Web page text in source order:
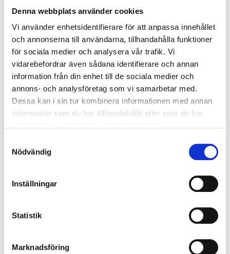
Denna webbplats använder cookies
Vi använder enhetsidentifierare för att anpassa innehållet
och annonserna till användarna, tillhandahålla funktioner
för sociala medier och analysera vår trafik. Vi
vidarebefordrar även sådana identifierare och annan
information från din enhet till de sociala medier och
annons- och analysföretag som vi samarbetar med.
Dessa kan i sin tur kombinera informationen med annan
information som du har tillhandahållit eller som de har
Nödvändig
Inställningar
Statistik
Marknadsföring
VitmåladNCS 0502-Y (om inte annat anges)
Modulmått -10 mm (ex. 10x21 = 990x2090 mm)
Karmdjup 105 mm.
Dubbelfalsad spårfräst HDF med metallplåtsinlägg
för fullvärme
U-värde = 0,81 för täta dörrar (ca 1,0 för glasade
dörrar)
Låskista ASSA 8765 med säkerhetsslutbleck.
Produktblad - Drömdörren ytterdörr
Garantier & Monteringsinfo